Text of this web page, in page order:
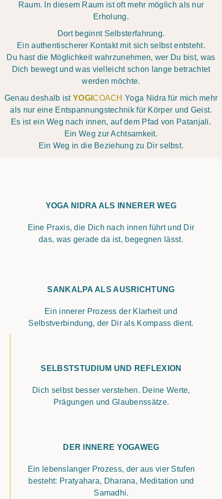
Raum. In diesem Raum ist oft mehr möglich als nur
Erholung.
Dort beginnt Selbsterfahrung.
Ein authentischerer Kontakt mit sich selbst entsteht.
Du hast die Möglichkeit wahrzunehmen, wer Du bist, was
Dich bewegt und was vielleicht schon lange betrachtet
werden möchte.
Genau deshalb istYOGICOACHYoga Nidra für mich mehr
als nur eine Entspannungstechnik für Körper und Geist.
Es ist ein Weg nach innen, auf dem Pfad von Patanjali.
Ein Weg zur Achtsamkeit.
Ein Weg in die Beziehung zu Dir selbst.
YOGA NIDRA ALS INNERER WEG
Eine Praxis, die Dich nach innen führt und Dir
das, was gerade da ist, begegnen lässt.
SANKALPA ALS AUSRICHTUNG
Ein innerer Prozess der Klarheit und
Selbstverbindung, der Dir als Kompass dient.
SELBSTSTUDIUM UND REFLEXION
Dich selbst besser verstehen. Deine Werte,
Prägungen und Glaubenssätze.
DER INNERE YOGAWEG
Ein lebenslanger Prozess, der aus vier Stufen
besteht: Pratyahara, Dharana, Meditation und
Samadhi.